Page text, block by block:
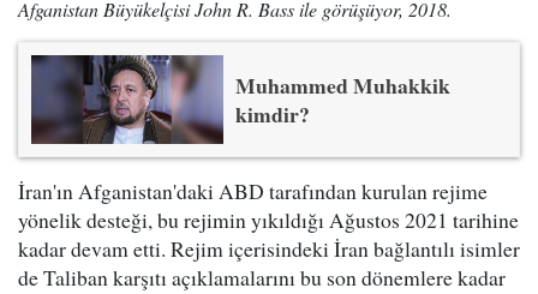
Afganistan Büyükelçisi John R. Bass ile görüşüyor, 2018.
Muhammed Muhakkik
kimdir?
İran'ın Afganistan'daki ABD tarafından kurulan rejime
yönelik desteği, bu rejimin yıkıldığı Ağustos 2021 tarihine
kadar devam etti. Rejim içerisindeki İran bağlantılı isimler
de Taliban karşıtı açıklamalarını bu son dönemlere kadar